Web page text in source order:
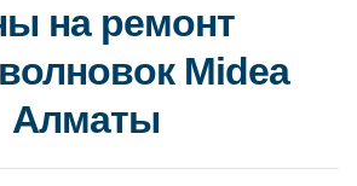
на ремонт
Midea
Алматы